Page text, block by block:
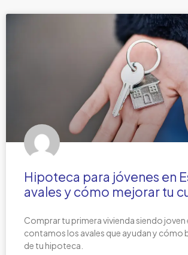
Hipoteca para jóvenes en
avales y cómo mejorar tu
Comprar tu primera vivienda siendo joven
contamos los avales que ayudan y cómo
de tu hipoteca.